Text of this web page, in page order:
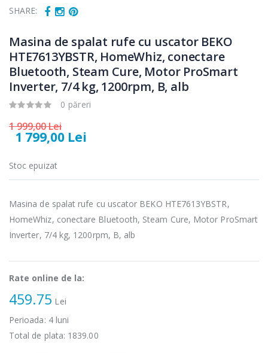
SHARE:
Masina de spalat rufe cu uscator BEKO
HTE7613YBSTR, HomeWhiz, conectare
Bluetooth, Steam Cure, Motor ProSmart
Inverter, 7/4 kg, 1200rpm, B, alb
0 păreri
1 999,00 Lei
1 799,00 Lei
Stoc epuizat
Masina de spalat rufe cu uscator BEKO HTE7613YBSTR,
HomeWhiz, conectare Bluetooth, Steam Cure, Motor ProSmart
Inverter, 7/4 kg, 1200rpm, B, alb
Rate online de la:
459.75 Lei
Perioada: 4luni
Total de plata: 1839.00
-15%
Cuptor cu
microunde
289,00 Lei
-33%
Espressor
Heinner ...
799,00 Lei
-25%
Fierbator
electric cu filtru
89,00 Lei
NobeLTek ...
199,00 Lei